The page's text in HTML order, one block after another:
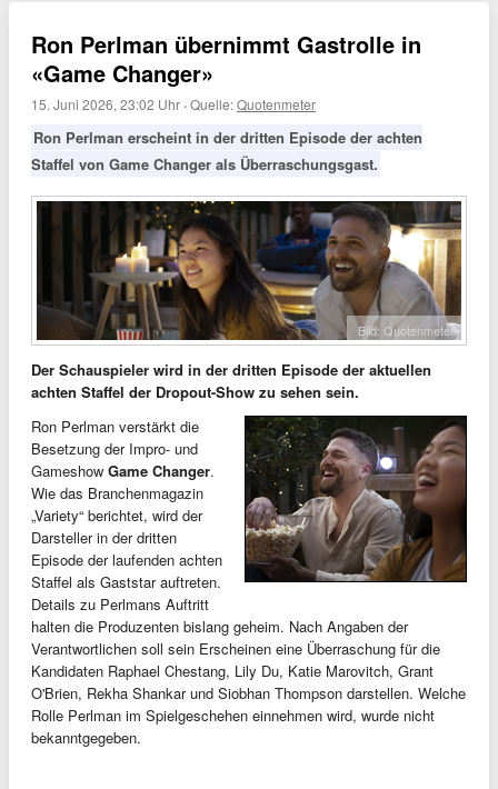
Ron Perlman übernimmt Gastrolle in
«Game Changer»
15. Juni 2026, 23:02 Uhr ·Quelle:Quotenmeter
Ron Perlman erscheint in der dritten Episode der achten
Staffel von Game Changer als Überraschungsgast.
Bild: Quotenmeter
Der Schauspieler wird in der dritten Episode der aktuellen
achten Staffel der Dropout-Show zu sehen sein.
Ron Perlman verstärkt die
Besetzung der Impro- und
Gameshow Game Changer.
Wie das Branchenmagazin
„Variety“ berichtet, wird der
Darsteller in der dritten
Episode der laufenden achten
Staffel als Gaststar auftreten.
Details zu Perlmans Auftritt
halten die Produzenten bislang geheim. Nach Angaben der
Verantwortlichen soll sein Erscheinen eine Überraschung für die
Kandidaten Raphael Chestang, Lily Du, Katie Marovitch, Grant
O'Brien, Rekha Shankar und Siobhan Thompson darstellen. Welche
Rolle Perlman im Spielgeschehen einnehmen wird, wurde nicht
bekanntgegeben.